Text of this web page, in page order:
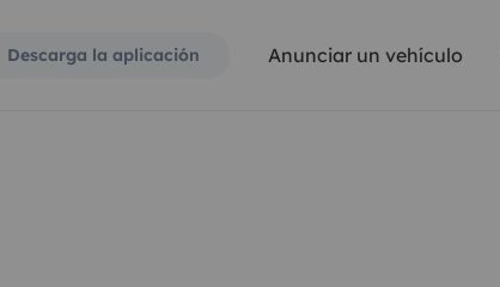
Descarga la aplicación Anunciar un vehículo